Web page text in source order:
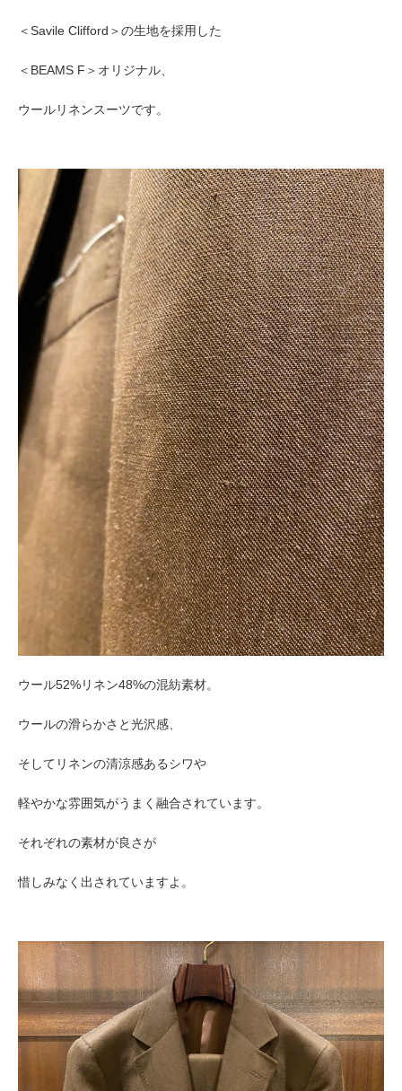
＜Savile Clifford＞の生地を採用した
＜BEAMS F＞オリジナル、
ウールリネンスーツです。
ウール52%リネン48%の混紡素材。
ウールの滑らかさと光沢感、
そしてリネンの清涼感あるシワや
軽やかな雰囲気がうまく融合されています。
それぞれの素材が良さが
惜しみなく出されていますよ。